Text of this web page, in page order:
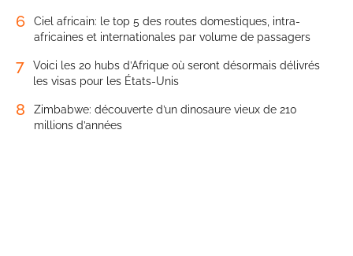
6
Ciel africain: le top 5 des routes domestiques, intra-
africaines et internationales par volume de passagers
7
Voici les 20 hubs d’Afrique où seront désormais délivrés
les visas pour les États-Unis
8
Zimbabwe: découverte d’un dinosaure vieux de 210
millions d’années